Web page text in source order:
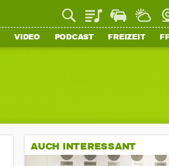
PlaylistStaupilotWetter
VIDEO PODCAST FREIZEIT
AUCH INTERESSANT